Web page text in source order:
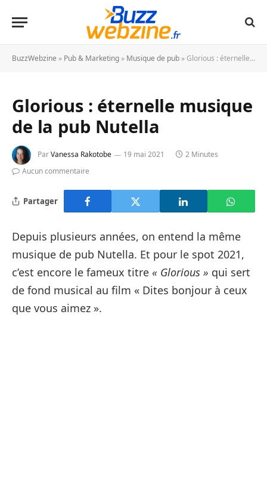
BuzzWebzine » Pub & Marketing » Musique de pub » Glorious : éternelle musique de la pub Nutella
Glorious : éternelle musique
de la pub Nutella
ParVanessa Rakotobe 19 mai 2021
2 Minutes
Aucun commentaire
Partager
Depuis plusieurs années, on entend la même
musique de pub Nutella. Et pour le spot 2021,
c’est encore le fameux titre « Glorious » qui sert
de fond musical au film « Dites bonjour à ceux
que vous aimez ».